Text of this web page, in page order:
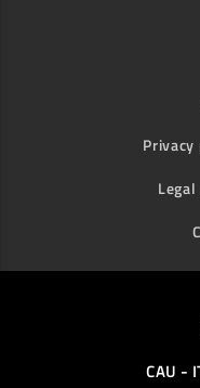
Privacy
CAU -